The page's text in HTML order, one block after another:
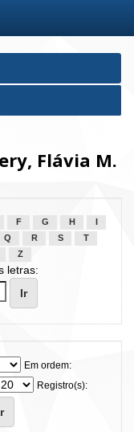
Flávia M.
F G H
Q R S
T
Z
letras:
Em ordem:
Registro(s):